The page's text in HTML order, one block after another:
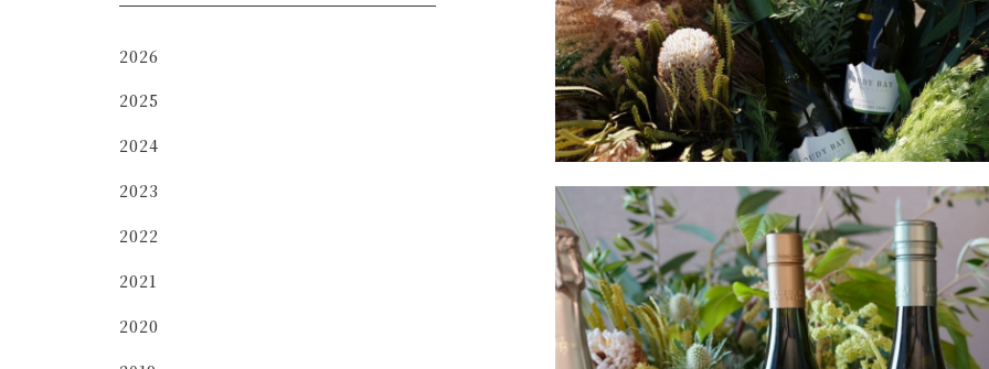
2026
2025
2024
2023
2022
2021
2020